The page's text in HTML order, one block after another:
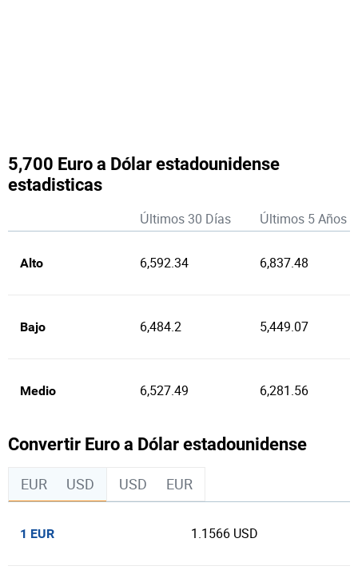
5,700 Euro a Dólar estadounidense
estadisticas
Últimos 30 Días Últimos 5 Años
Alto 6,592.34 6,837.48
Bajo 6,484.2 5,449.07
Medio 6,527.49 6,281.56
Convertir Euro a Dólar estadounidense
EUR USD USD EUR
1 EUR 1.1566 USD